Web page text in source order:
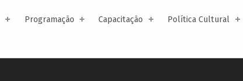
Programação Capacitação Política Cultural